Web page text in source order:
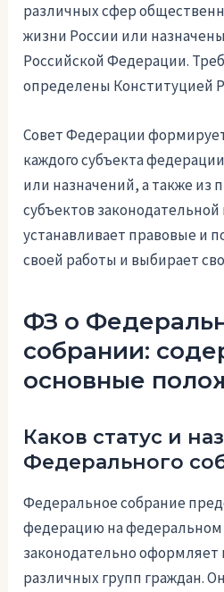
различных сфер
жизни России или
Российской Федерации.
определены Конституцией
Совет Федерации
каждого субъекта
или назначений, а также из
субъектов законодательной
устанавливает правовые и
своей работы и выбирает
ФЗ о
собрании:
основные
Каков статус и
Федерального
Федеральное собрание
федерацию на федеральном
законодательно
различных групп граждан.